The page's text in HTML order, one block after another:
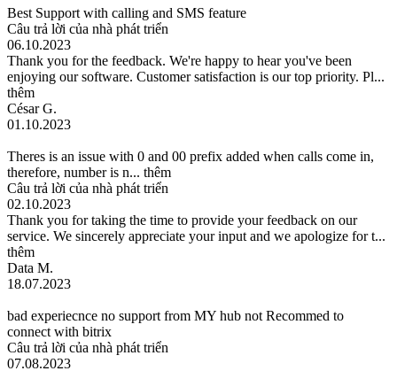
Best Support with calling and SMS feature
Câu trả lời của nhà phát triển
06.10.2023
Thank you for the feedback. We're happy to hear you've been
enjoying our software. Customer satisfaction is our top priority. Pl...
thêm
César G.
01.10.2023
Theres is an issue with 0 and 00 prefix added when calls come in,
therefore, number is n... thêm
Câu trả lời của nhà phát triển
02.10.2023
Thank you for taking the time to provide your feedback on our
service. We sincerely appreciate your input and we apologize for t...
thêm
Data M.
18.07.2023
bad experiecnce no support from MY hub not Recommed to
connect with bitrix
Câu trả lời của nhà phát triển
07.08.2023